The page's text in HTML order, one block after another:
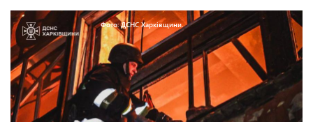
Фото: ДСНС Харківщини.